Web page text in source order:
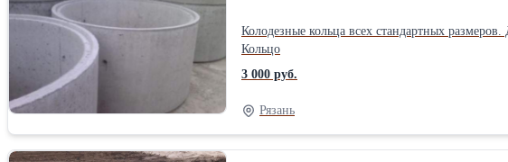
Колодезные кольца всех стандартных
Кольцо
3 000 руб.
Рязань